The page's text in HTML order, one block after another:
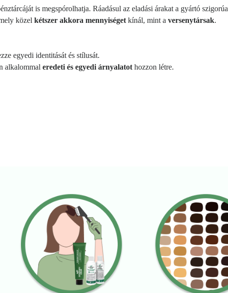
is megspórolhatja. Ráadásul az eladási árakat a gyártó
közel kétszer akkora mennyiséget kínál, mint a versenytársak.
egyedi identitását és stílusát.
alkalommal eredeti és egyedi árnyalatot hozzon létre.